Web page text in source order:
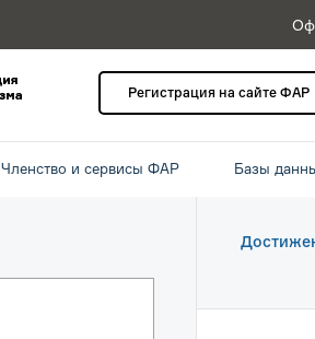
Регистрация на сайте ФАР
Членство и сервисы ФАР Базы